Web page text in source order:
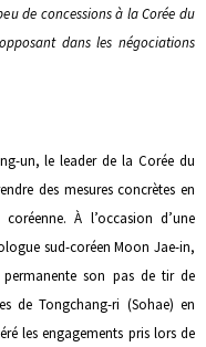
de concessions à la Corée du
dans les négociations
un, le leader de la Corée du
des mesures concrètes en
À l’occasion d’une
sud-coréen Moon Jae-in,
son pas de tir de
de Tongchang-ri (Sohae) en
les engagements pris lors de